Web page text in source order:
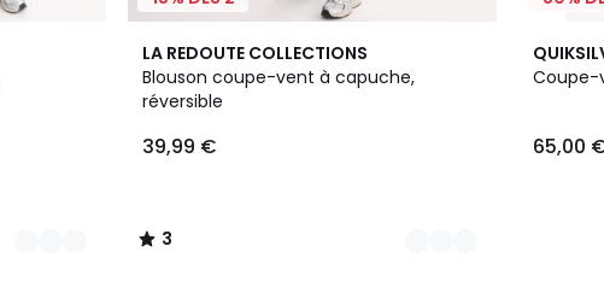
LA REDOUTE COLLECTIONS
Blouson coupe-vent à capuche,
réversible
39,99 €
3
/
5
2
Couleurs
3
/
Coupe-
65,00